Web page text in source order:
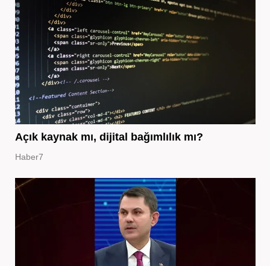
Açık kaynak mı, dijital bağımlılık mı?
Haber7